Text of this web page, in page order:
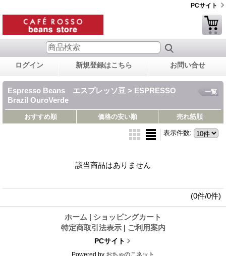
PCサイト
ログイン 新規登録はこちら お問い合せ
Espresso Beans エスプレッソ豆 > ESPRESSO
Brazil OuroVerde
一覧
おすすめ順 価格の安い順 売れ筋順
表示件数:
該当商品はありません
(0件/0件)
ホーム | ショッピングカート
特定商取引法表示 | ご利用案内
PCサイト
Powered by おちゃのこネット